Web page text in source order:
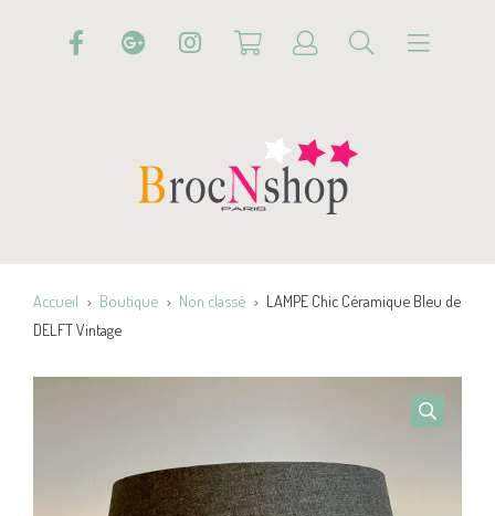
Accueil Boutique Non classé
LAMPE Chic Céramique Bleu de
DELFT Vintage